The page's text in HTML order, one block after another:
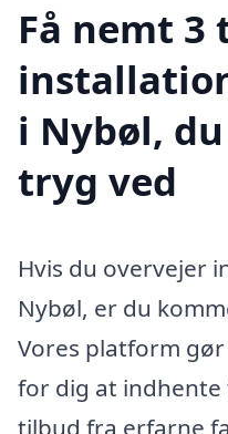
Få nemt 3
i Nybøl,
tryg ved
Hvis du overvejer
Nybøl, er du
Vores platform
for dig at
tilbud fra erfarne